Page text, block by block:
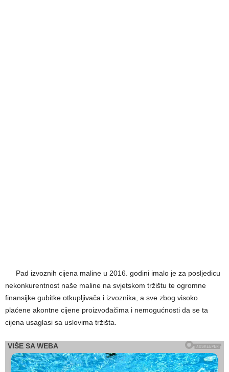
Pad izvoznih cijena maline u 2016. godini imalo je za posljedicu
nekonkurentnost naše maline na svjetskom tržištu te ogromne
finansijke gubitke otkupljivača i izvoznika, a sve zbog visoko
plaćene akontne cijene proizvođačima i nemogućnosti da se ta
cijena usaglasi sa uslovima tržišta.